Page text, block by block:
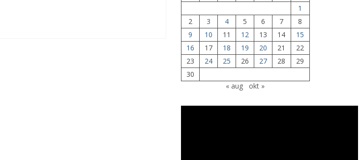
1
2
3 4 5 6 7
8
9
10 11 12 13 14
15
16
17 18 19 20 21
22
23
24 25 26 27 28
29
30
« aug
okt »